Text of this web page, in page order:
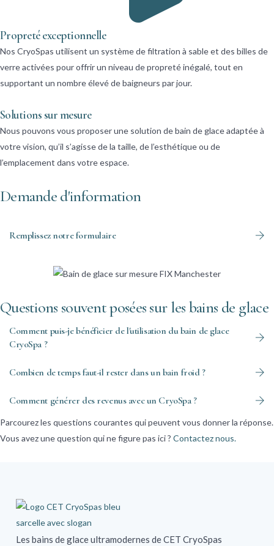
Propreté exceptionnelle
Nos CryoSpas utilisent un système de filtration à sable et des billes de
verre activées pour offrir un niveau de propreté inégalé, tout en
supportant un nombre élevé de baigneurs par jour.
Solutions sur mesure
Nous pouvons vous proposer une solution de bain de glace adaptée à
votre vision, qu’il s’agisse de la taille, de l’esthétique ou de
l’emplacement dans votre espace.
Demande d'information
Remplissez notre formulaire
Questions souvent posées sur les bains de glace
Comment puis-je bénéficier de l'utilisation du bain de glace
CryoSpa ?
Combien de temps faut-il rester dans un bain froid ?
Comment générer des revenus avec un CryoSpa ?
Parcourez les questions courantes qui peuvent vous donner la réponse.
Vous avez une question qui ne figure pas ici ? Contactez nous.
Les bains de glace ultramodernes de CET CryoSpas